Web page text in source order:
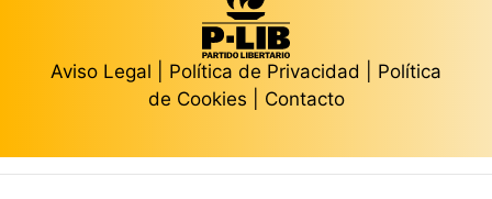
Aviso Legal Política de Privacidad
Política
de Cookies
Contacto